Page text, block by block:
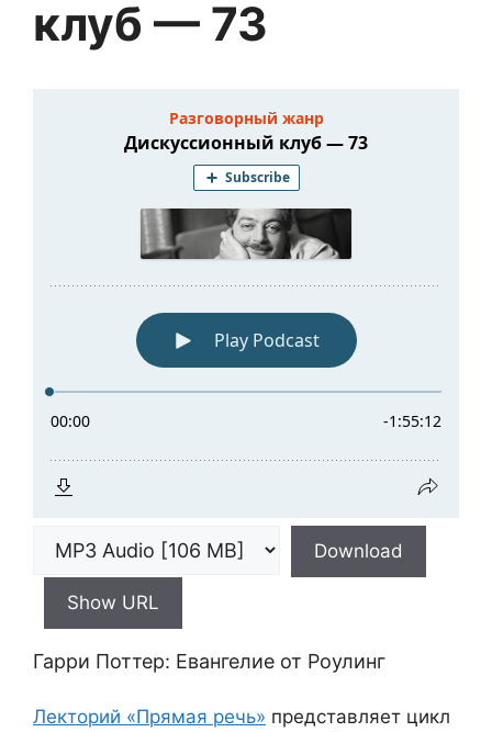
клуб — 73
Download
Show URL
Гарри Поттер: Евангелие от Роулинг
Лекторий «Прямая речь» представляет цикл